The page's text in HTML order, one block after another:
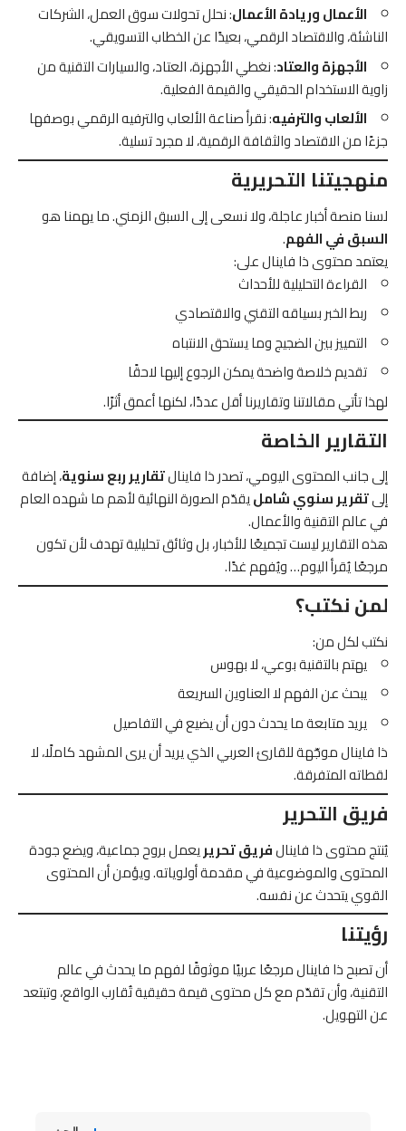
الأعمال وريادة الأعمال: نحلل تحولات سوق العمل، الشركات
الناشئة، والاقتصاد الرقمي، بعيدًا عن الخطاب التسويقي.
الأجهزة والعتاد: نغطي الأجهزة، العتاد، والسيارات التقنية من
زاوية الاستخدام الحقيقي والقيمة الفعلية.
الألعاب والترفيه: نقرأ صناعة الألعاب والترفيه الرقمي بوصفها
جزءًا من الاقتصاد والثقافة الرقمية، لا مجرد تسلية.
منهجيتنا التحريرية
لسنا منصة أخبار عاجلة، ولا نسعى إلى السبق الزمني. ما يهمنا هو
السبق في الفهم.
يعتمد محتوى ذا فاينال على:
القراءة التحليلية للأحداث
ربط الخبر بسياقه التقني والاقتصادي
التمييز بين الضجيج وما يستحق الانتباه
تقديم خلاصة واضحة يمكن الرجوع إليها لاحقًا
لهذا تأتي مقالاتنا وتقاريرنا أقل عددًا، لكنها أعمق أثرًا.
التقارير الخاصة
إلى جانب المحتوى اليومي، تصدر ذا فاينالتقارير ربع سنوية، إضافة
إلىتقرير سنوي شامليقدّم الصورة النهائية لأهم ما شهده العام
في عالم التقنية والأعمال.
هذه التقارير ليست تجميعًا للأخبار، بل وثائق تحليلية تهدف لأن تكون
مرجعًا يُقرأ اليوم… ويُفهم غدًا.
لمن نكتب؟
نكتب لكل من:
يهتم بالتقنية بوعي، لا بهوس
يبحث عن الفهم لا العناوين السريعة
يريد متابعة ما يحدث دون أن يضيع في التفاصيل
ذا فاينال موجّهة للقارئ العربي الذي يريد أن يرى المشهد كاملًا، لا
لقطاته المتفرقة.
فريق التحرير
يُنتج محتوى ذا فاينالفريق تحريريعمل بروح جماعية، ويضع جودة
المحتوى والموضوعية في مقدمة أولوياته. ويؤمن أن المحتوى
القوي يتحدث عن نفسه.
رؤيتنا
أن تصبح ذا فاينال مرجعًا عربيًا موثوقًا لفهم ما يحدث في عالم
التقنية، وأن تقدّم مع كل محتوى قيمة حقيقية تُقارب الواقع، وتبتعد
عن التهويل.